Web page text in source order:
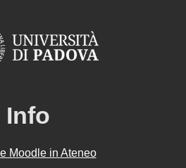
Info
Moodle in Ateneo